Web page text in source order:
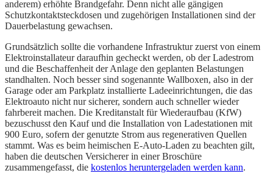
anderem) erhöhte Brandgefahr. Denn nicht alle gängigen
Schutzkontaktsteckdosen und zugehörigen Installationen sind der
Dauerbelastung gewachsen.
Grundsätzlich sollte die vorhandene Infrastruktur zuerst von einem
Elektroinstallateur daraufhin gecheckt werden, ob der Ladestrom
und die Beschaffenheit der Anlage den geplanten Belastungen
standhalten. Noch besser sind sogenannte Wallboxen, also in der
Garage oder am Parkplatz installierte Ladeeinrichtungen, die das
Elektroauto nicht nur sicherer, sondern auch schneller wieder
fahrbereit machen. Die Kreditanstalt für Wiederaufbau (KfW)
bezuschusst den Kauf und die Installation von Ladestationen mit
900 Euro, sofern der genutzte Strom aus regenerativen Quellen
stammt. Was es beim heimischen E-Auto-Laden zu beachten gilt,
haben die deutschen Versicherer in einer Broschüre
zusammengefasst, die kostenlos heruntergeladen werden kann.